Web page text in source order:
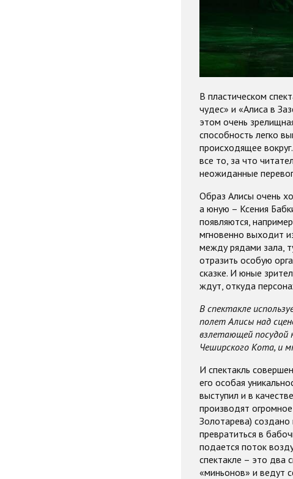
В пластическом
чудес» и «Алиса в
этом очень
способность легко
происходящее
все то, за что
неожиданные
Образ Алисы очень
а юную – Ксения
появляются,
мгновенно выходит
между рядами зала,
отразить особую
сказке. И юные
ждут, откуда
В спектакле
полет Алисы над
взлетающей посудой
Чеширского Кота, и
И спектакль
его особая
выступил и в
производят
Золотарева) создано
превратиться в
подается поток
спектакле – это два
«миньонов» и ведут